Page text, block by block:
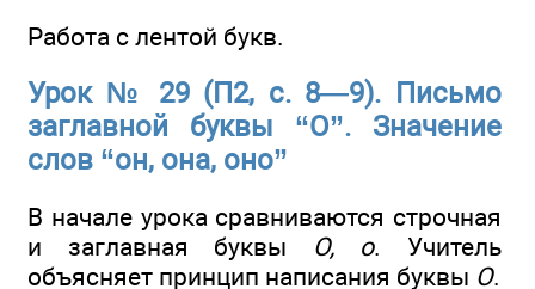
Работа с лентой букв.
Урок № 29 (П2, с. 8—9). Письмо
заглавной буквы “О”. Значение
слов “он, она, оно”
В начале урока сравниваются строчная
и заглавная буквы О, о. Учитель
объясняет принцип написания буквы О.